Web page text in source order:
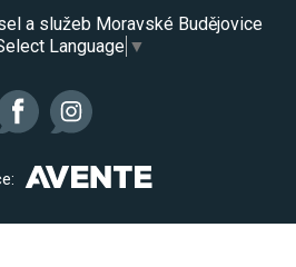
a služeb Moravské Budějovice
Language ▼